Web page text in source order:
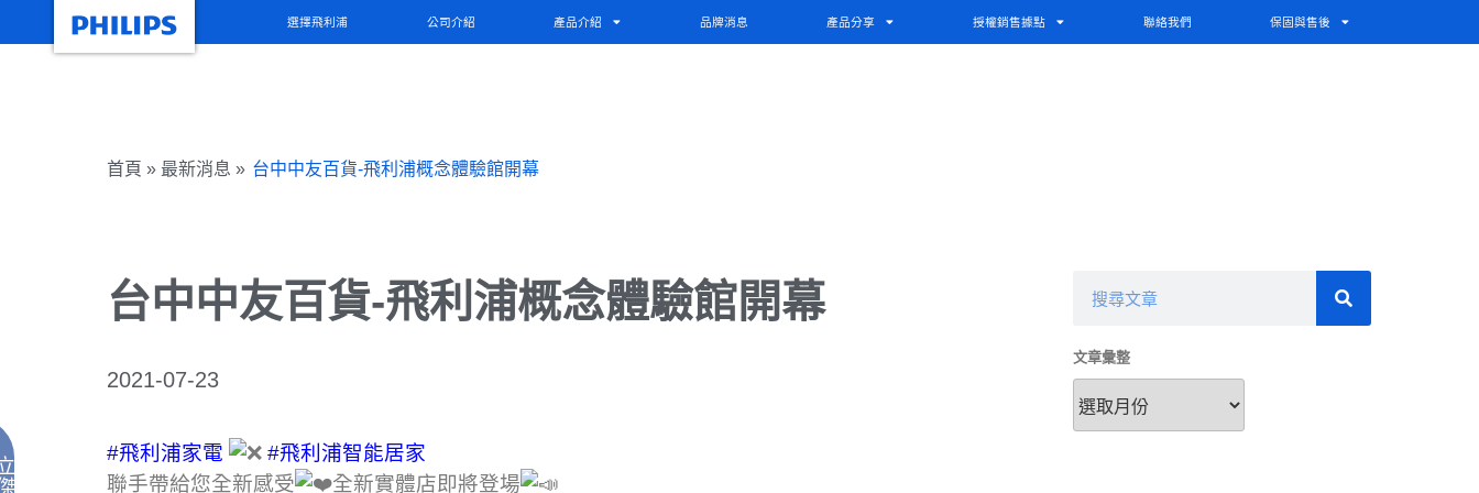
選擇飛利浦 公司介紹 產品介紹 品牌消息 產品分享 授權銷售據點 聯絡我們 保固與售後
首頁 » 最新消息 » 台中中友百貨-飛利浦概念體驗館開幕
台中中友百貨-飛利浦概念體驗館開幕
2021-07-23
#飛利浦家電
#飛利浦智能居家
聯手帶給您全新感受
全新實體店即將登場
文章彙整